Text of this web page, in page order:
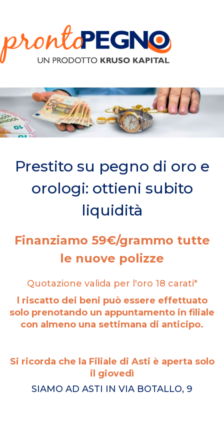
Prestito su pegno di oro e
orologi: ottieni subito
liquidità
Finanziamo 59€/grammo tutte
le nuove polizze
Quotazione valida per l'oro 18 carati*
l riscatto dei beni può essere effettuato
solo prenotando un appuntamento in filiale
con almeno una settimana di anticipo.
Si ricorda che la Filiale di Asti è aperta solo
il giovedì
SIAMO AD ASTI IN VIA BOTALLO, 9